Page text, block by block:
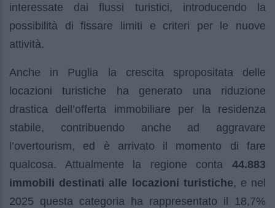
interessate dai flussi turistici, introducendo la
possibilità di fissare limiti e criteri per le nuove
attività.
Anche in Puglia la crescita spropositata delle
locazioni turistiche ha generato una riduzione
drastica dell’offerta immobiliare per la residenza
stabile, contribuendo anche ad aggravare
l’overtourism, ed è arrivato il momento di fare
qualcosa. Attualmente la regione conta 44.883
immobili destinati alle locazioni turistiche, e nel
2025 questa categoria ha rappresentato il 18,7%